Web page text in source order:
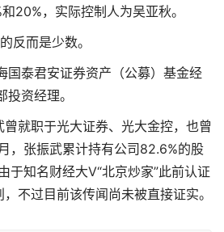
20%，实际控制人为吴亚秋。
反而是少数。
国泰君安证券资产（公募）基金经
资经理。
就职于光大证券、光大金控，也曾
，张振武累计持有公司82.6%的股
于知名财经大V“北京炒家”此前认证
不过目前该传闻尚未被直接证实。